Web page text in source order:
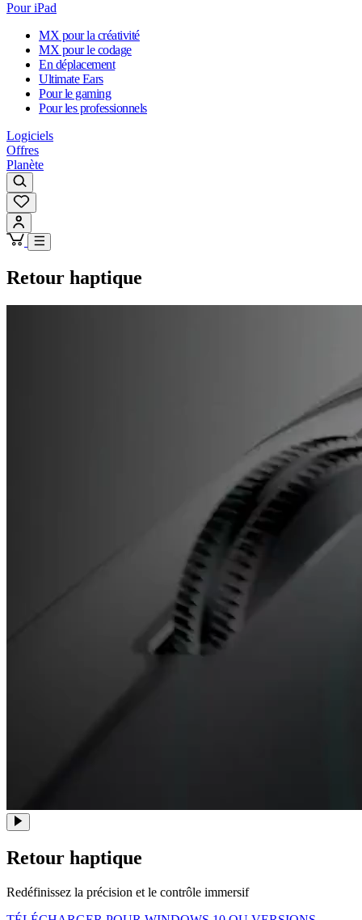
Pour iPad
MX pour la créativité
MX pour le codage
En déplacement
Ultimate Ears
Pour le gaming
Pour les professionnels
Logiciels
Offres
Planète
Retour haptique
Retour haptique
Redéfinissez la précision et le contrôle immersif